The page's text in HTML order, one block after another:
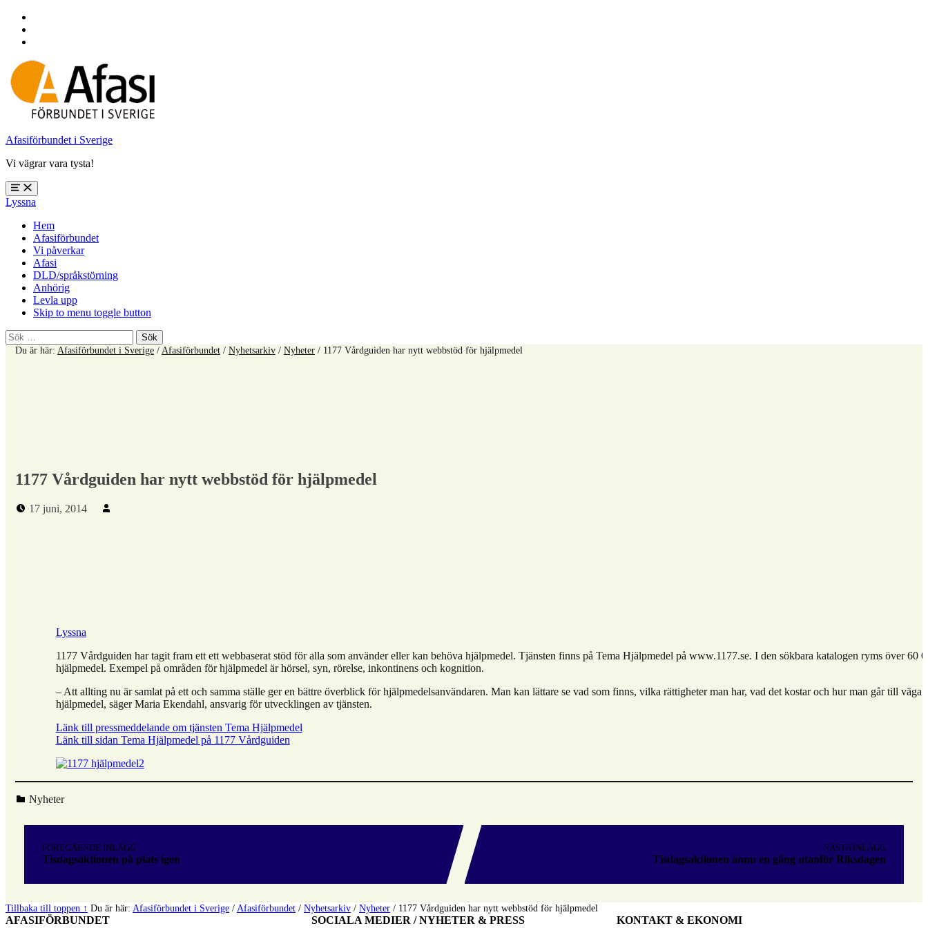
sidfoten
Afasiförbundet i Sverige
Vi vägrar vara tysta!
Öppna
meny:
%s
Lyssna
Hem
Afasiförbundet
Vi påverkar
Afasi
DLD/språkstörning
Anhörig
Levla upp
Skip to menu toggle button
Sök
efter:Du är här: Afasiförbundet i Sverige /Afasiförbundet / Nyhetsarkiv / Nyheter / 1177 Vårdguiden har nytt webbstöd för hjälpmedel
1177 Vårdguiden har nytt webbstöd för hjälpmedel
Publicerad den:
17 juni, 2014
Lyssna
1177 Vårdguiden har tagit fram ett ett webbaserat stöd för alla som använder eller kan behöva hjälpmedel. Tjänsten finns på Tema Hjälpmedel på www.1177.se. I den sökbara katalogen ryms över 60
hjälpmedel. Exempel på områden för hjälpmedel är hörsel, syn, rörelse, inkontinens och kognition.
– Att allting nu är samlat på ett och samma ställe ger en bättre överblick för hjälpmedelsanvändaren. Man kan lättare se vad som finns, vilka rättigheter man har, vad det kostar och hur man går till väga
hjälpmedel, säger Maria Ekendahl, ansvarig för utvecklingen av tjänsten.
Länk till pressmeddelande om tjänsten Tema Hjälpmedel
Länk till sidan Tema Hjälpmedel på 1177 Vårdguiden
Kategoriserad i:
Nyheter
tillbaka
huvudnavigeringen
FÖREGÅENDE INLÄGG
Tisdagsaktionen på plats igen
NÄSTA INLÄGG
Tisdagsaktionen ännu en gång utanför Riksdagen
Tillbaka till toppen ↑ Du är här: Afasiförbundet i Sverige / Afasiförbundet / Nyhetsarkiv / Nyheter / 1177 Vårdguiden har nytt webbstöd för hjälpmedel
AFASIFÖRBUNDET SOCIALA MEDIER / NYHETER & PRESS KONTAKT & EKONOMI